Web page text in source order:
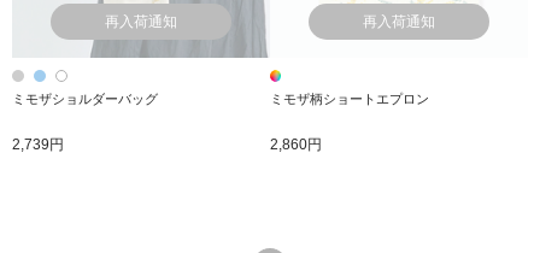
再入荷通知
ミモザショルダーバッグ
2,739円
再入荷通知
ミモザ柄ショートエプロン
2,860円